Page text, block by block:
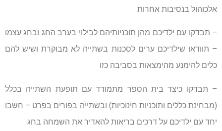
אלכוהול בנסיבות אחרות
– תבדקו עם ילדיכם מהן תוכניותיהם לבילוי בערב החג ובחג עצמו
– תוודאו שילדיכם ערים לסכנות בשתייה לא מבוקרת ושיש להם
כלים להימנע מהימצאות בסביבה כזו
– תבדקו כיצד בית הספר מתמודד עם תופעת השתייה בכלל
(מבחינת כללים ותוכניות חינוכיות) ובשתייה בפורים בפרט – חשבו
יחד עם ילדיכם על דרכים בריאות להאדיר את השמחה בחג